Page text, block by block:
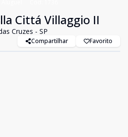
Cittá Villaggio II
Cruzes - SP
Compartilhar Favorito